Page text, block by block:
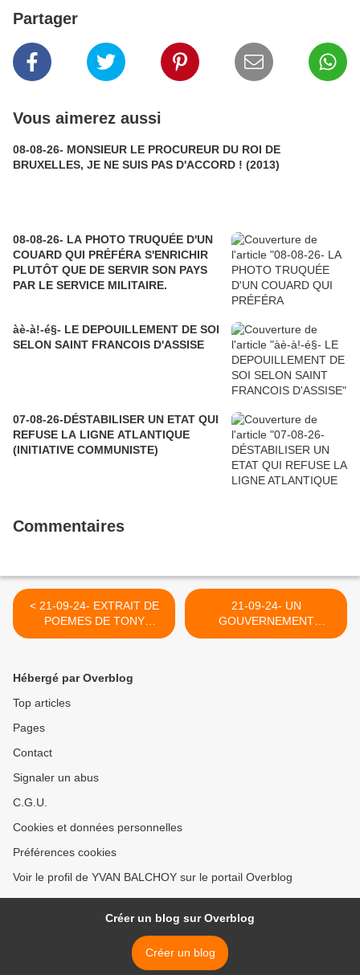
Partager
Vous aimerez aussi
08-08-26- MONSIEUR LE PROCUREUR DU ROI DE
BRUXELLES, JE NE SUIS PAS D'ACCORD ! (2013)
08-08-26- LA PHOTO TRUQUÉE D'UN
COUARD QUI PRÉFÉRA S'ENRICHIR
PLUTÔT QUE DE SERVIR SON PAYS
PAR LE SERVICE MILITAIRE.
àè-à!-é§- LE DEPOUILLEMENT DE SOI
SELON SAINT FRANCOIS D'ASSISE
07-08-26-DÉSTABILISER UN ETAT QUI
REFUSE LA LIGNE ATLANTIQUE
(INITIATIVE COMMUNISTE)
Commentaires
< 21-09-24- EXTRAIT DE
POEMES DE TONY
GUERRERO PRISONNIER
21-09-24- UN
GOUVERNEMENT
GROSSIER ET VIOLENT.
Hébergé par Overblog
Top articles
Pages
Contact
Signaler un abus
C.G.U.
Cookies et données personnelles
Préférences cookies
Voir le profil de YVAN BALCHOY sur le portail Overblog
Créer un blog sur Overblog
Créer un blog